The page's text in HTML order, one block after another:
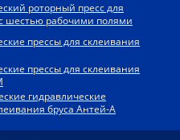
роторный пресс для
шестью рабочими полями
прессы для склеивания
прессы для склеивания
гидравлические
бруса Антей-А